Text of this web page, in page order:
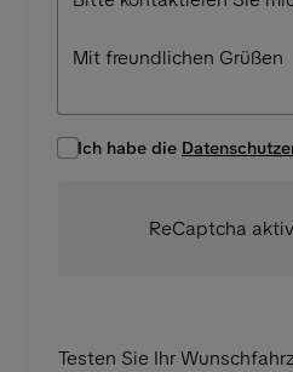
Ich habe die
ReCaptcha
Testen Sie Ihr